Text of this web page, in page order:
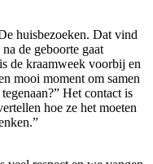
huisbezoeken. Dat vind
de geboorte gaat
de kraamweek voorbij en
mooi moment om samen
Het contact is
hoe ze het moeten